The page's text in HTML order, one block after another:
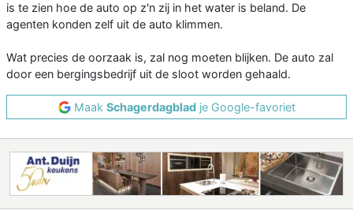
is te zien hoe de auto op z'n zij in het water is beland. De
agenten konden zelf uit de auto klimmen.
Wat precies de oorzaak is, zal nog moeten blijken. De auto zal
door een bergingsbedrijf uit de sloot worden gehaald.
Maak Schagerdagbladje Google-favoriet